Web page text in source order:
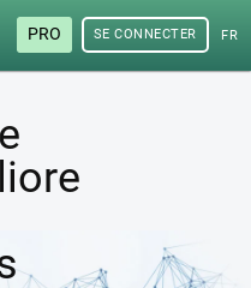
PRO SE CONNECTER